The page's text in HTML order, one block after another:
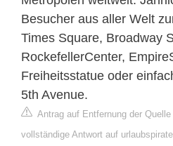
Besucher aus aller Welt
Times Square, Broadway
RockefellerCenter,
Freiheitsstatue oder
5th Avenue.
Antrag auf Entfernung der Quelle
vollständige Antwort auf